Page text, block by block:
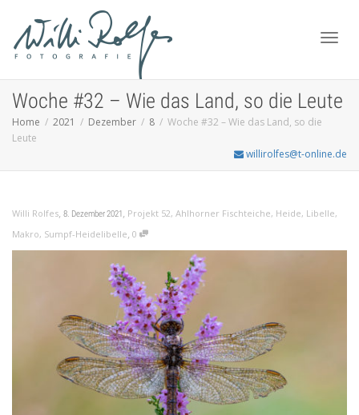
Woche #32 – Wie das Land, so die Leute
Home 2021 Dezember 8
Woche #32 – Wie das Land, so die
Leute
willirolfes@t-online.de
Willi Rolfes, 8. Dezember 2021, Projekt 52, Ahlhorner Fischteiche, Heide, Libelle,
Makro, Sumpf-Heidelibelle, 0